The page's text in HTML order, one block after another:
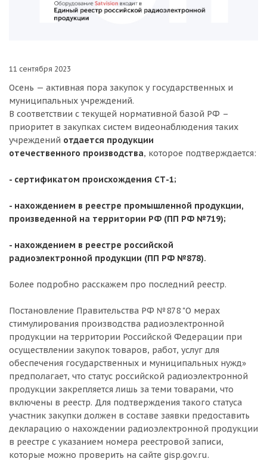
11 сентября 2023
Осень — активная пора закупок у государственных и
муниципальных учреждений.
В соответствии с текущей нормативной базой РФ –
приоритет в закупках систем видеонаблюдения таких
учреждений отдается продукции
отечественного производства, которое подтверждается:
- сертификатом происхождения СТ-1;
- нахождением в реестре промышленной продукции,
произведенной на территории РФ (ПП РФ №719);
- нахождением в реестре российской
радиоэлектронной продукции (ПП РФ №878).
Более подробно расскажем про последний реестр.
Постановление Правительства РФ №878 "О мерах
стимулирования производства радиоэлектронной
продукции на территории Российской Федерации при
осуществлении закупок товаров, работ, услуг для
обеспечения государственных и муниципальных нужд»
предполагает, что статус российской радиоэлектронной
продукции закрепляется лишь за теми товарами, что
включены в реестр. Для подтверждения такого статуса
участник закупки должен в составе заявки предоставить
декларацию о нахождении радиоэлектронной продукции
в реестре с указанием номера реестровой записи,
которые можно проверить на сайте gisp.gov.ru.